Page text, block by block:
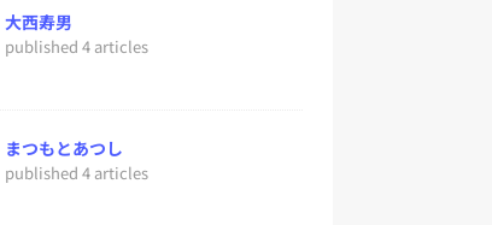
大西寿男
published 4 articles
まつもとあつし
published 4 articles